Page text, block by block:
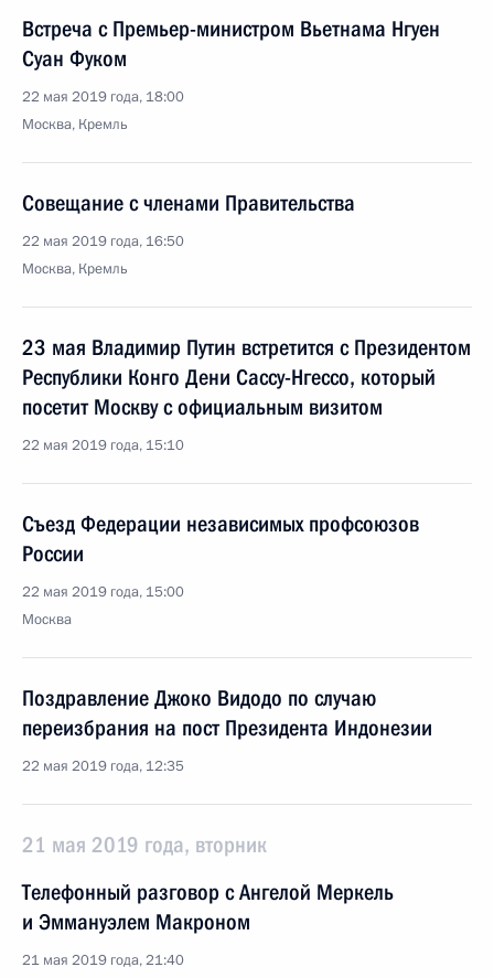
Встреча с Премьер-министром Вьетнама Нгуен
Суан Фуком
22 мая 2019 года, 18:00
Москва, Кремль
Совещание с членами Правительства
22 мая 2019 года, 16:50
Москва, Кремль
23 мая Владимир Путин встретится с Президентом
Республики Конго Дени Сассу-Нгессо, который
посетит Москву с официальным визитом
22 мая 2019 года, 15:10
Съезд Федерации независимых профсоюзов
России
22 мая 2019 года, 15:00
Москва
Поздравление Джоко Видодо по случаю
переизбрания на пост Президента Индонезии
22 мая 2019 года, 12:35
21 мая 2019 года, вторник
Телефонный разговор с Ангелой Меркель
и Эммануэлем Макроном
21 мая 2019 года, 21:40